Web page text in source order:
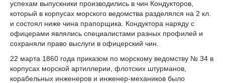
успехам выпускники производились в чин Кондукторов,
который в корпусах морского ведомства разделялся на 2 кл.
и состоял ниже чина прапорщика. Кондуктора наряду с
офицерами являлись специалистами разных профилей и
сохраняли право выслуги в офицерский чин.
22 марта 1860 года приказом по морскому ведомству № 34 в
корпусах морской артиллерии, флотских штурманов,
корабельных инженеров и инженер-механиков было